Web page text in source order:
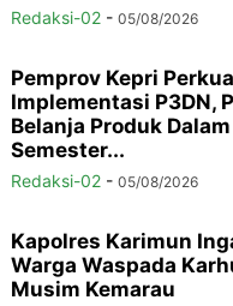
Redaksi-02 - 05/08/2026
Pemprov Kepri
Implementasi P3DN,
Belanja Produk
Semester...
Redaksi-02 - 05/08/2026
Kapolres Karimun
Warga Waspada
Musim Kemarau